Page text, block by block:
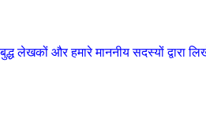
लेखकों और हमारे माननीय सदस्यों द्वारा